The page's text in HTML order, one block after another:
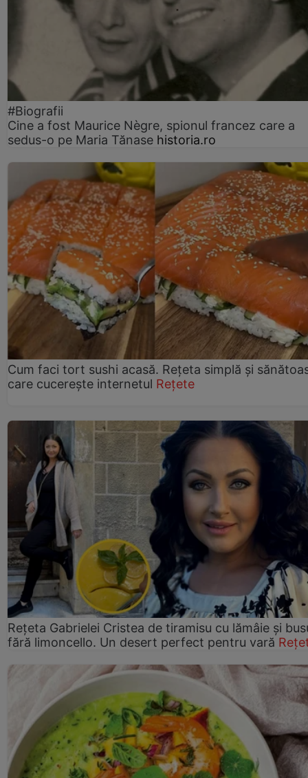
#Biografii
Cine a fost Maurice Nègre, spionul francez care a
sedus-o pe Maria Tănase historia.ro
Cum faci tort sushi acasă. Rețeta simplă și
care cucerește internetul Rețete
Rețeta Gabrielei Cristea de tiramisu cu lămâie și
fără limoncello. Un desert perfect pentru vară